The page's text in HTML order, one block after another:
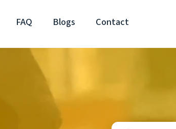
FAQ Blogs Contact